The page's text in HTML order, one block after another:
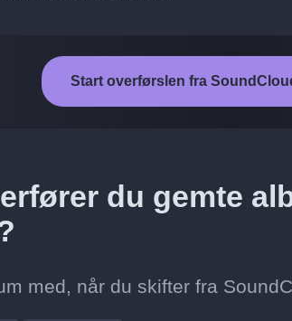
Start overførslen fra
du gemte
med, når du skifter fra